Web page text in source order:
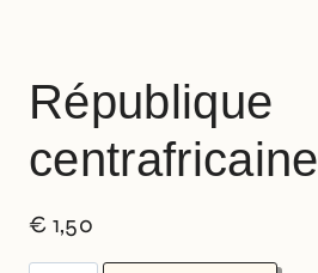
République
centrafricaine
€ 1,50